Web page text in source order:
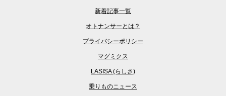
新着記事一覧
オトナンサーとは？
プライバシーポリシー
マグミクス
LASISA (らしさ)
乗りものニュース